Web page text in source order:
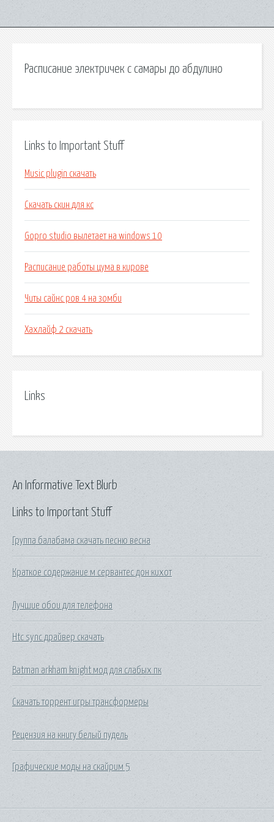
Расписание электричек с самары до абдулино
Links to Important Stuff
Musiс plugin скачать
Скачать скин для кс
Gopro studio вылетает на windows 10
Расписание работы цума в кирове
Читы сайнс ров 4 на зомби
Хахлайф 2 скачать
Links
Links to Important Stuff
Группа балабама скачать песню весна
Краткое содержание м сервантес дон кихот
Лучшие обои для телефона
Htc sync драйвер скачать
Batman arkham knight мод для слабых пк
Скачать торрент игры трансформеры
Рецензия на книгу белый пудель
Графические моды на скайрим 5
An Informative Text Blurb